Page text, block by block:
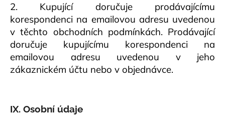
2. Kupující doručuje prodávajícímu
korespondenci na emailovou adresu uvedenou
v těchto obchodních podmínkách. Prodávající
doručuje kupujícímu korespondenci na
emailovou adresu uvedenou v jeho
zákaznickém účtu nebo v objednávce.
IX. Osobní údaje